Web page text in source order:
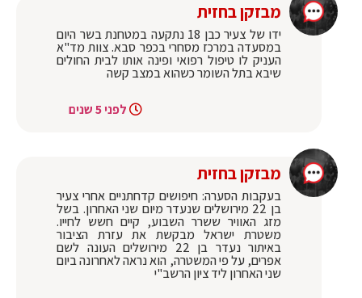
מבזקן בחזית
ידו של צעיר כבן 18 נתקעה במטחנת בשר היום
במסעדה במרכז מסחרי בכפר סבא. צוות מד"א
העניק לו טיפול רפואי ופינה אותו לבית החולים
שיבא בתל השומר כשהוא במצב קשה
לפני 5 שנים
מבזקן בחזית
בעקבות הסערה: חיפושים קדחתניים אחרי צעיר
בן 22 מירושלים שנעדר מיום שני האחרון. בשל
מזג האוויר ששרר השבוע, קיים חשש לחייו.
משטרת ישראל מבקשת את עזרת הציבור
באיתור נעדר בן 22 מירושלים העונה לשם
אפרים, על פי המשטרה, הוא נראה לאחרונה ביום
שני האחרון ליד ציון הרשב"י